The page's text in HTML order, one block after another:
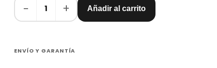
− 1 + Añadir al carrito
ENVÍO Y GARANTÍA